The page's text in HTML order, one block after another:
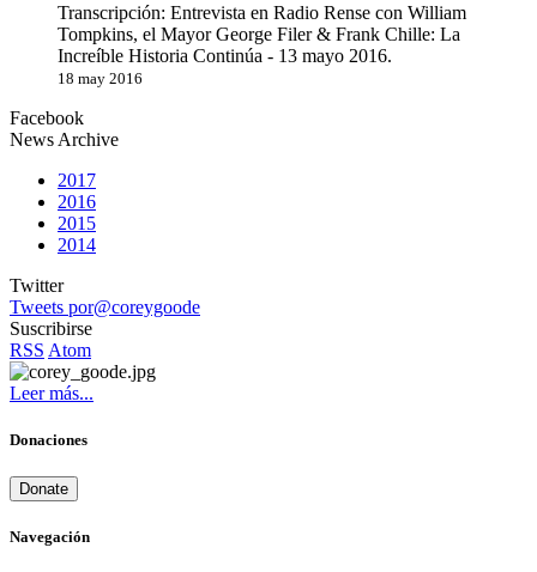
Transcripción: Entrevista en Radio Rense con William
Tompkins, el Mayor George Filer & Frank Chille: La
Increíble Historia Continúa - 13 mayo 2016.
18 may 2016
Facebook
News Archive
2017
2016
2015
2014
Twitter
Tweets por@coreygoode
Suscribirse
RSS Atom
Leer más...
Donaciones
Donate
Navegación